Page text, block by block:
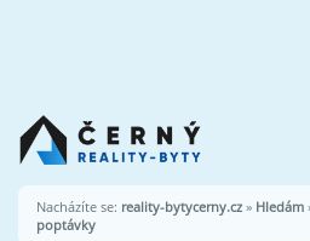
Nacházíte se: reality-bytycerny.cz » Hledám
poptávky